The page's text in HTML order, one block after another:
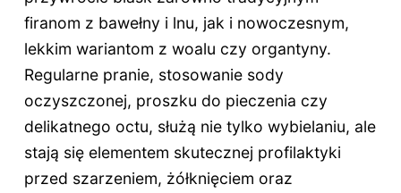
firanom z bawełny i lnu, jak i nowoczesnym,
lekkim wariantom z woalu czy organtyny.
Regularne pranie, stosowanie sody
oczyszczonej, proszku do pieczenia czy
delikatnego octu, służą nie tylko wybielaniu, ale
stają się elementem skutecznej profilaktyki
przed szarzeniem, żółknięciem oraz